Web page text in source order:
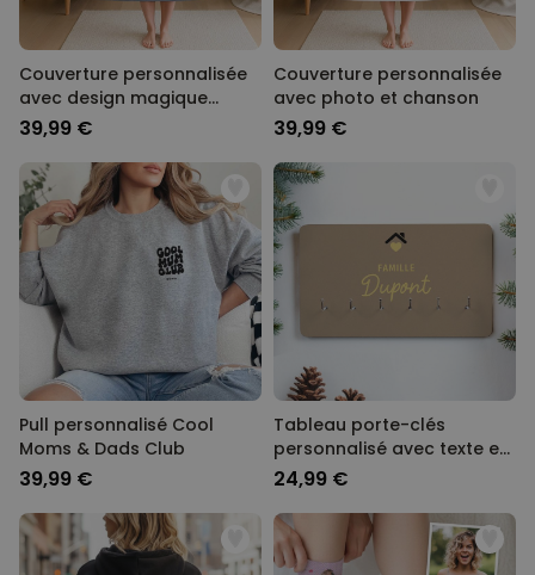
Couverture personnalisée
avec design magique
unique
39,99 €
Couverture personnalisée
avec photo et chanson
39,99 €
Pull personnalisé Cool
Moms & Dads Club
39,99 €
Tableau porte-clés
personnalisé avec texte et
symbole
24,99 €